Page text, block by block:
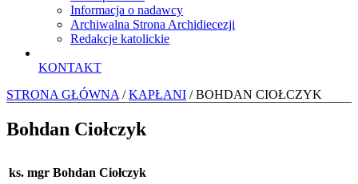
Informacja o nadawcy
Archiwalna Strona Archidiecezji
Redakcje katolickie
KONTAKT
STRONA GŁÓWNA /KAPŁANI / BOHDAN CIOŁCZYK
Bohdan Ciołczyk
ks. mgr Bohdan Ciołczyk